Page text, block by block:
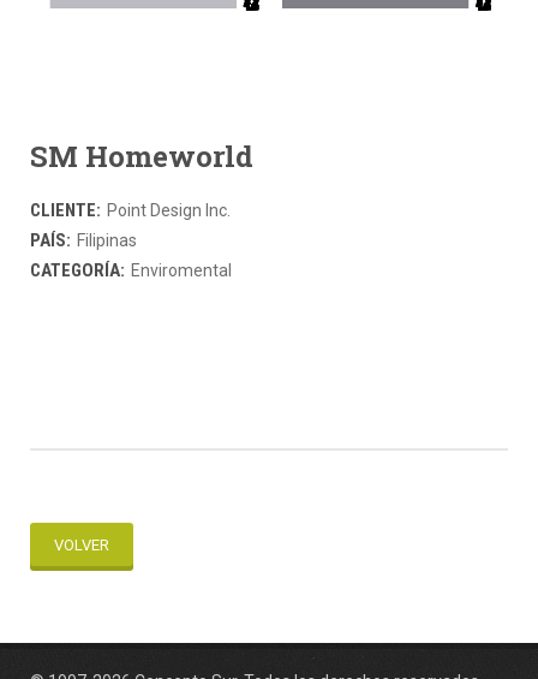
SM Homeworld
CLIENTE: Point Design Inc.
PAÍS: Filipinas
CATEGORÍA: Enviromental
VOLVER